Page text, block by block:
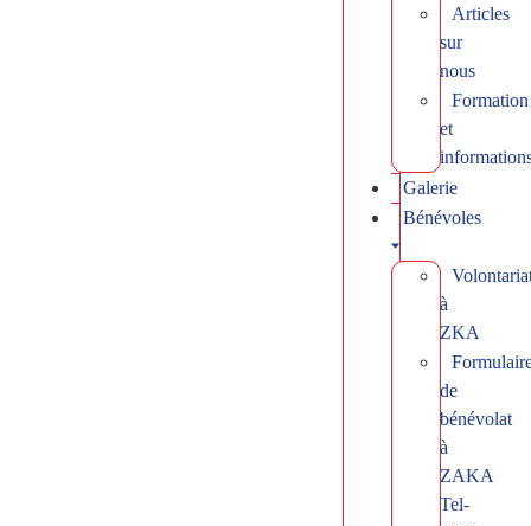
Articles
sur
nous
Formation
et
Galerie
Bénévoles
à
ZKA
de
bénévolat
à
ZAKA
Tel-